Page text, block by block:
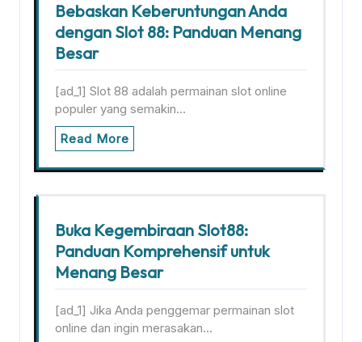
Bebaskan Keberuntungan Anda
dengan Slot 88: Panduan Menang
Besar
[ad_1] Slot 88 adalah permainan slot online
populer yang semakin…
Read More
Buka Kegembiraan Slot88:
Panduan Komprehensif untuk
Menang Besar
[ad_1] Jika Anda penggemar permainan slot
online dan ingin merasakan…